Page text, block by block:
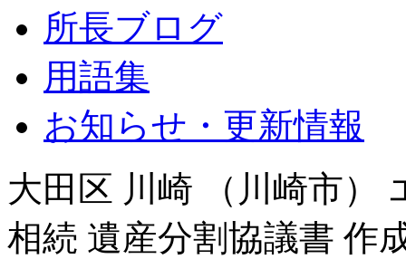
所長ブログ
用語集
お知らせ・更新情報
大田区 川崎 （川崎市）
相続 遺産分割協議書 作